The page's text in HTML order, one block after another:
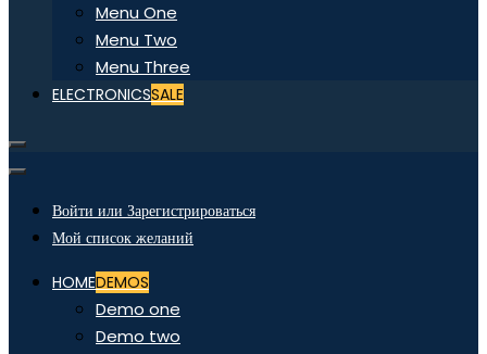
Menu One
Menu Two
Menu Three
ELECTRONICSSALE
Войти или Зарегистрироваться
Мой список желаний
HOMEDEMOS
Demo one
Demo two